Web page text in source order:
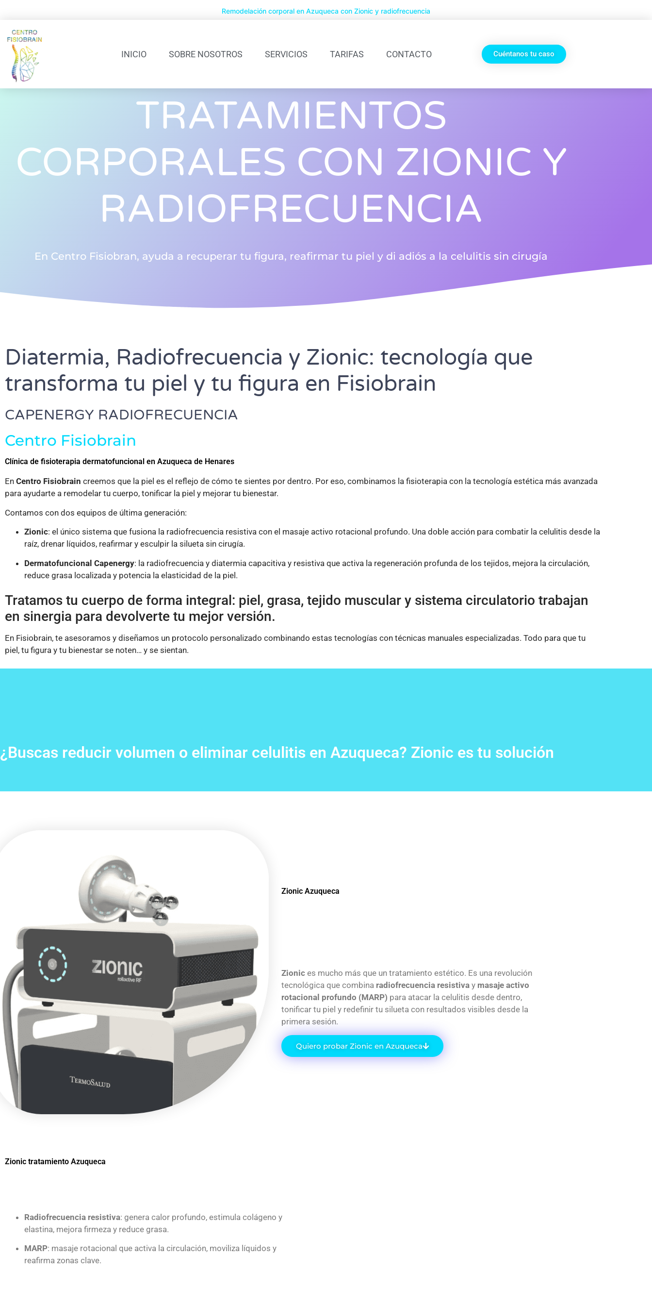
Remodelación corporal en Azuqueca con Zionic y radiofrecuencia
INICIO SOBRE NOSOTROS SERVICIOS TARIFAS CONTACTO Cuéntanos tu caso
TRATAMIENTOS
CORPORALES CON ZIONIC Y
RADIOFRECUENCIA
En Centro Fisiobran, ayuda a recuperar tu figura, reafirmar tu piel y di adiós a la celulitis sin cirugía
Diatermia, Radiofrecuencia y Zionic: tecnología que
transforma tu piel y tu figura en Fisiobrain
CAPENERGY RADIOFRECUENCIA
Centro Fisiobrain
Clínica de fisioterapia dermatofuncional en Azuqueca de Henares
En Centro Fisiobrain creemos que la piel es el reflejo de cómo te sientes por dentro. Por eso, combinamos la fisioterapia con la tecnología estética más avanzada
para ayudarte a remodelar tu cuerpo, tonificar la piel y mejorar tu bienestar.
Contamos con dos equipos de última generación:
Zionic: el único sistema que fusiona la radiofrecuencia resistiva con el masaje activo rotacional profundo. Una doble acción para combatir la celulitis desde la
raíz, drenar líquidos, reafirmar y esculpir la silueta sin cirugía.
Dermatofuncional Capenergy: la radiofrecuencia y diatermia capacitiva y resistiva que activa la regeneración profunda de los tejidos, mejora la circulación,
reduce grasa localizada y potencia la elasticidad de la piel.
Tratamos tu cuerpo de forma integral: piel, grasa, tejido muscular y sistema circulatorio trabajan
en sinergia para devolverte tu mejor versión.
En Fisiobrain, te asesoramos y diseñamos un protocolo personalizado combinando estas tecnologías con técnicas manuales especializadas. Todo para que tu
piel, tu figura y tu bienestar se noten… y se sientan.
¿Buscas reducir volumen o eliminar celulitis en Azuqueca? Zionic es tu solución
Zionic Azuqueca
Zionic es mucho más que un tratamiento estético. Es una revolución
tecnológica que combina radiofrecuencia resistiva y masaje activo
rotacional profundo (MARP) para atacar la celulitis desde dentro,
tonificar tu piel y redefinir tu silueta con resultados visibles desde la
primera sesión.
Quiero probar Zionic en Azuqueca
Zionic tratamiento Azuqueca
Radiofrecuencia resistiva: genera calor profundo, estimula colágeno y
elastina, mejora firmeza y reduce grasa.
MARP: masaje rotacional que activa la circulación, moviliza líquidos y
reafirma zonas clave.